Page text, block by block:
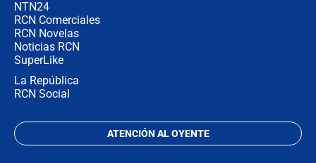
NTN24
RCN Comerciales
RCN Novelas
Noticias RCN
SuperLike
La República
RCN Social
ATENCIÓN AL OYENTE